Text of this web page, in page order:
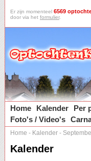
Er zijn momenteel 6569
door via het formulier.
Home
Kalender Per
Foto's / Video's
Home - Kalender -
Kalender